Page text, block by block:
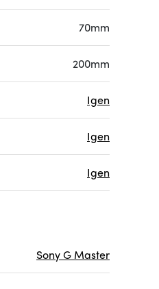
70mm
200mm
Igen
Igen
Igen
Sony G Master